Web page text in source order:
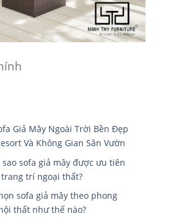
Giả Mây Ngoài Trời Bền Đẹp
Và Không Gian Sân Vườn
sao sofa giả mây được ưu tiên
trí ngoại thất?
sofa giả mây theo phong
thất như thế nào?